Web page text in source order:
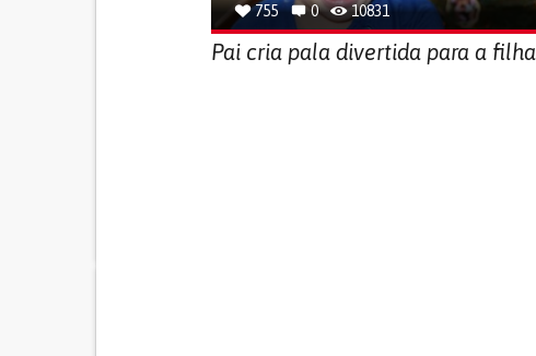
755 0 10831
Pai cria pala divertida para a filha